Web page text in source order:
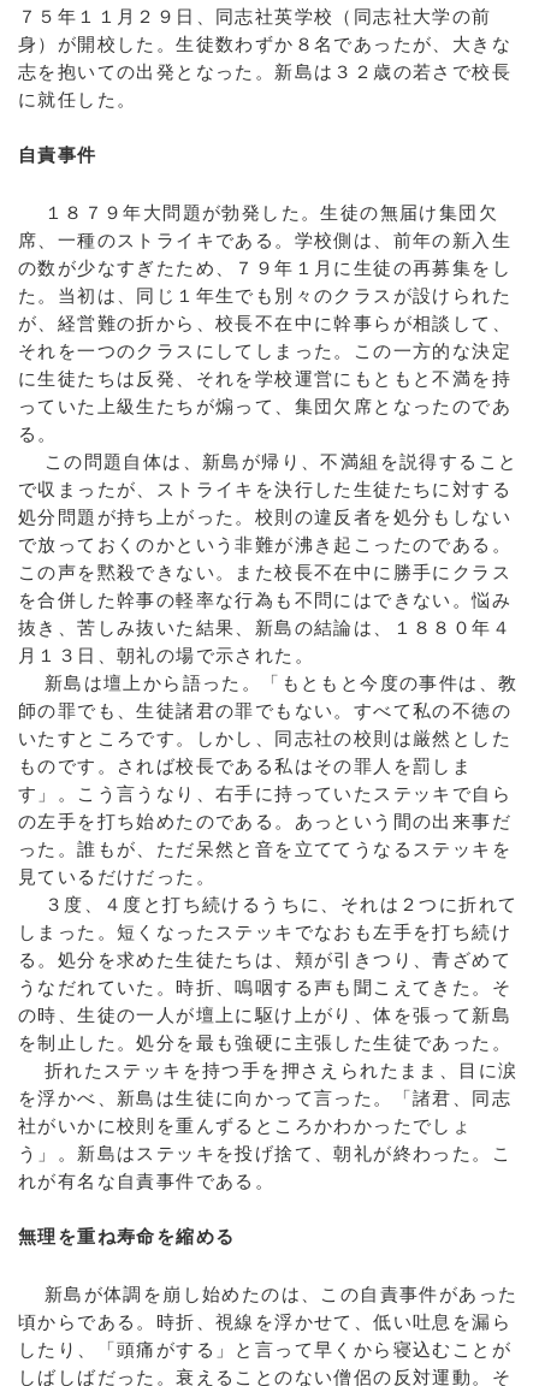
７５年１１月２９日、同志社英学校（同志社大学の前
身）が開校した。生徒数わずか８名であったが、大きな
志を抱いての出発となった。新島は３２歳の若さで校長
に就任した。
自責事件
１８７９年大問題が勃発した。生徒の無届け集団欠
席、一種のストライキである。学校側は、前年の新入生
の数が少なすぎたため、７９年１月に生徒の再募集をし
た。当初は、同じ１年生でも別々のクラスが設けられた
が、経営難の折から、校長不在中に幹事らが相談して、
それを一つのクラスにしてしまった。この一方的な決定
に生徒たちは反発、それを学校運営にもともと不満を持
っていた上級生たちが煽って、集団欠席となったのであ
る。
この問題自体は、新島が帰り、不満組を説得すること
で収まったが、ストライキを決行した生徒たちに対する
処分問題が持ち上がった。校則の違反者を処分もしない
で放っておくのかという非難が沸き起こったのである。
この声を黙殺できない。また校長不在中に勝手にクラス
を合併した幹事の軽率な行為も不問にはできない。悩み
抜き、苦しみ抜いた結果、新島の結論は、１８８０年４
月１３日、朝礼の場で示された。
新島は壇上から語った。「もともと今度の事件は、教
師の罪でも、生徒諸君の罪でもない。すべて私の不徳の
いたすところです。しかし、同志社の校則は厳然とした
ものです。されば校長である私はその罪人を罰しま
す」。こう言うなり、右手に持っていたステッキで自ら
の左手を打ち始めたのである。あっという間の出来事だ
った。誰もが、ただ呆然と音を立ててうなるステッキを
見ているだけだった。
３度、４度と打ち続けるうちに、それは２つに折れて
しまった。短くなったステッキでなおも左手を打ち続け
る。処分を求めた生徒たちは、頬が引きつり、青ざめて
うなだれていた。時折、嗚咽する声も聞こえてきた。そ
の時、生徒の一人が壇上に駆け上がり、体を張って新島
を制止した。処分を最も強硬に主張した生徒であった。
折れたステッキを持つ手を押さえられたまま、目に涙
を浮かべ、新島は生徒に向かって言った。「諸君、同志
社がいかに校則を重んずるところかわかったでしょ
う」。新島はステッキを投げ捨て、朝礼が終わった。こ
れが有名な自責事件である。
無理を重ね寿命を縮める
新島が体調を崩し始めたのは、この自責事件があった
頃からである。時折、視線を浮かせて、低い吐息を漏ら
したり、「頭痛がする」と言って早くから寝込むことが
しばしばだった。衰えることのない僧侶の反対運動。そ